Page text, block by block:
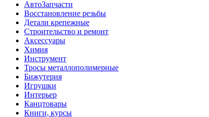
АвтоЗапчасти
Восстановление резьбы
Детали крепежные
Строительство и ремонт
Аксессуары
Химия
Инструмент
Тросы металлополимерные
Бижутерия
Игрушки
Интерьер
Канцтовары
Книги, курсы